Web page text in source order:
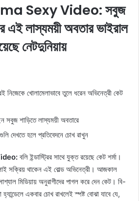
Sexy Video: সবুজ
এই লাস্যময়ী অবতার ভাইরাল
নেটদুনিয়ায়
নিজেকে খোলামেলাভাবে তুলে ধরেন অভিনেত্রী কেট
সবুজ শাড়িতে লাস্যময়ী অবতারে
দেখতে হলে প্রতিবেদনে চোখ রাখুন
বলি ইন্ডাস্ট্রির সাথে যুক্ত রয়েছে কেট শর্মা।
সক্রিয় থাকেন এই বোল্ড অভিনেত্রী। আজকাল
মিডিয়ায় অনুরাগীদের পাগল করে দেন কেট। বি-
একবার চোখ রাখলেই স্পষ্ট বোঝা যাবে যে,